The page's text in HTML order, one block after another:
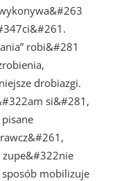
robi&#281
drobiazgi.
si&#281,
mobilizuje